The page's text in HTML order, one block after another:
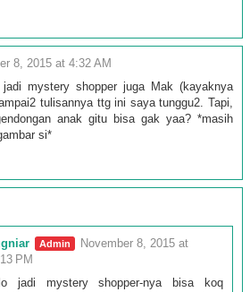
8, 2015 at 4:32 AM
jadi mystery shopper juga Mak (kayaknya
tulisannya ttg ini saya tunggu2. Tapi,
anak gitu bisa gak yaa? *masih
si*
November 8, 2015 at
PM
jadi mystery shopper-nya bisa koq